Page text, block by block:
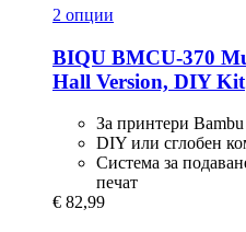
2 опции
BIQU BMCU-​370
Hall Version, DIY Kit
За принтери
DIY или сглобен
Система за
печат
€ 82,99